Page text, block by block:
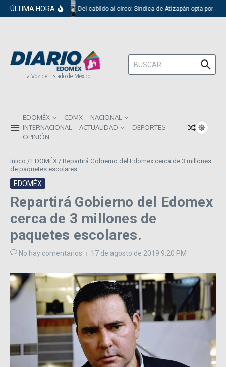
Saltar al contenido
ÚLTIMA HORA Del cabildo al circo: Síndica de Atizapán opta por el
La Voz del Estado de México
Buscar:
EDOMÉX CDMX
NACIONAL
INTERNACIONAL
ACTUALIDAD
DEPORTES
OPINIÓN
Inicio / EDOMÉX / Repartirá Gobierno del Edomex cerca de 3 millones
de paquetes escolares.
EDOMÉX
Repartirá Gobierno del Edomex
cerca de 3 millones de
paquetes escolares.
No hay comentarios 17 de agosto de 2019 9:20 PM